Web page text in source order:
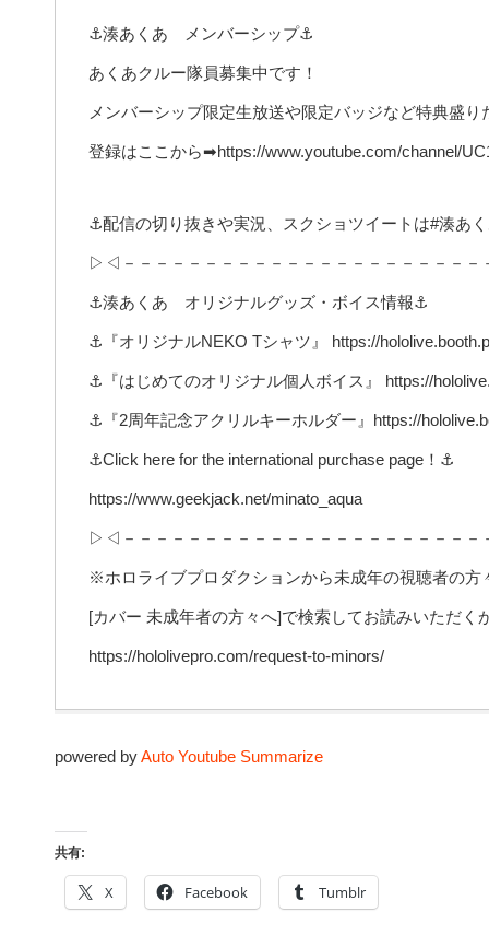
⚓湊あくあ メンバーシップ⚓
あくあクルー隊員募集中です！
メンバーシップ限定生放送や限定バッジなど特典盛り
登録はここから➡https://www.youtube.com/channel/
⚓配信の切り抜きや実況、スクショツイートは#湊あ
▷◁－－－－－－－－－－－－－－－－－－－－－
⚓湊あくあ オリジナルグッズ・ボイス情報⚓
⚓『オリジナルNEKO Tシャツ』 https://
⚓『はじめてのオリジナル個人ボイス』 https://
⚓『2周年記念アクリルキーホルダー』https://
⚓Click here for the international purchase page！⚓
https://www.geekjack.net/minato_aqua
▷◁－－－－－－－－－－－－－－－－－－－－－
※ホロライブプロダクションから未成年の視聴者の方
[カバー 未成年者の方々へ]で検索してお読みいただ
https://hololivepro.com/request-to-minors/
powered byAuto Youtube Summarize
共有:
X Facebook Tumblr